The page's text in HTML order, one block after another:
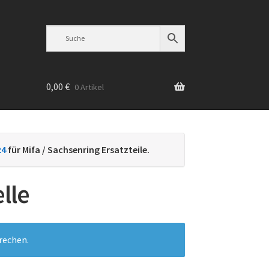
0,00 € 0 Artikel
für Mifa / Sachsenring Ersatzteile.